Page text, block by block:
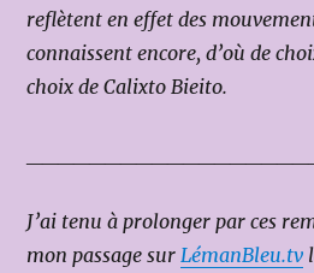
reflètent en effet des
connaissent encore, d’où de
choix de Calixto Bieito.
J’ai tenu à prolonger par ces
mon passage sur LémanBleu.tv